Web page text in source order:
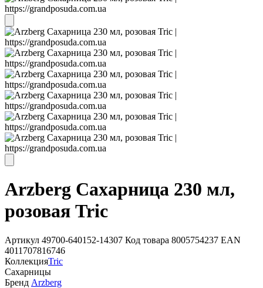
Arzberg Сахарница 230 мл,
розовая Tric
Артикул 49700-640152-14307 Код товара 8005754237 EAN
4011707816746
КоллекцияTric
Сахарницы
Бренд Arzberg